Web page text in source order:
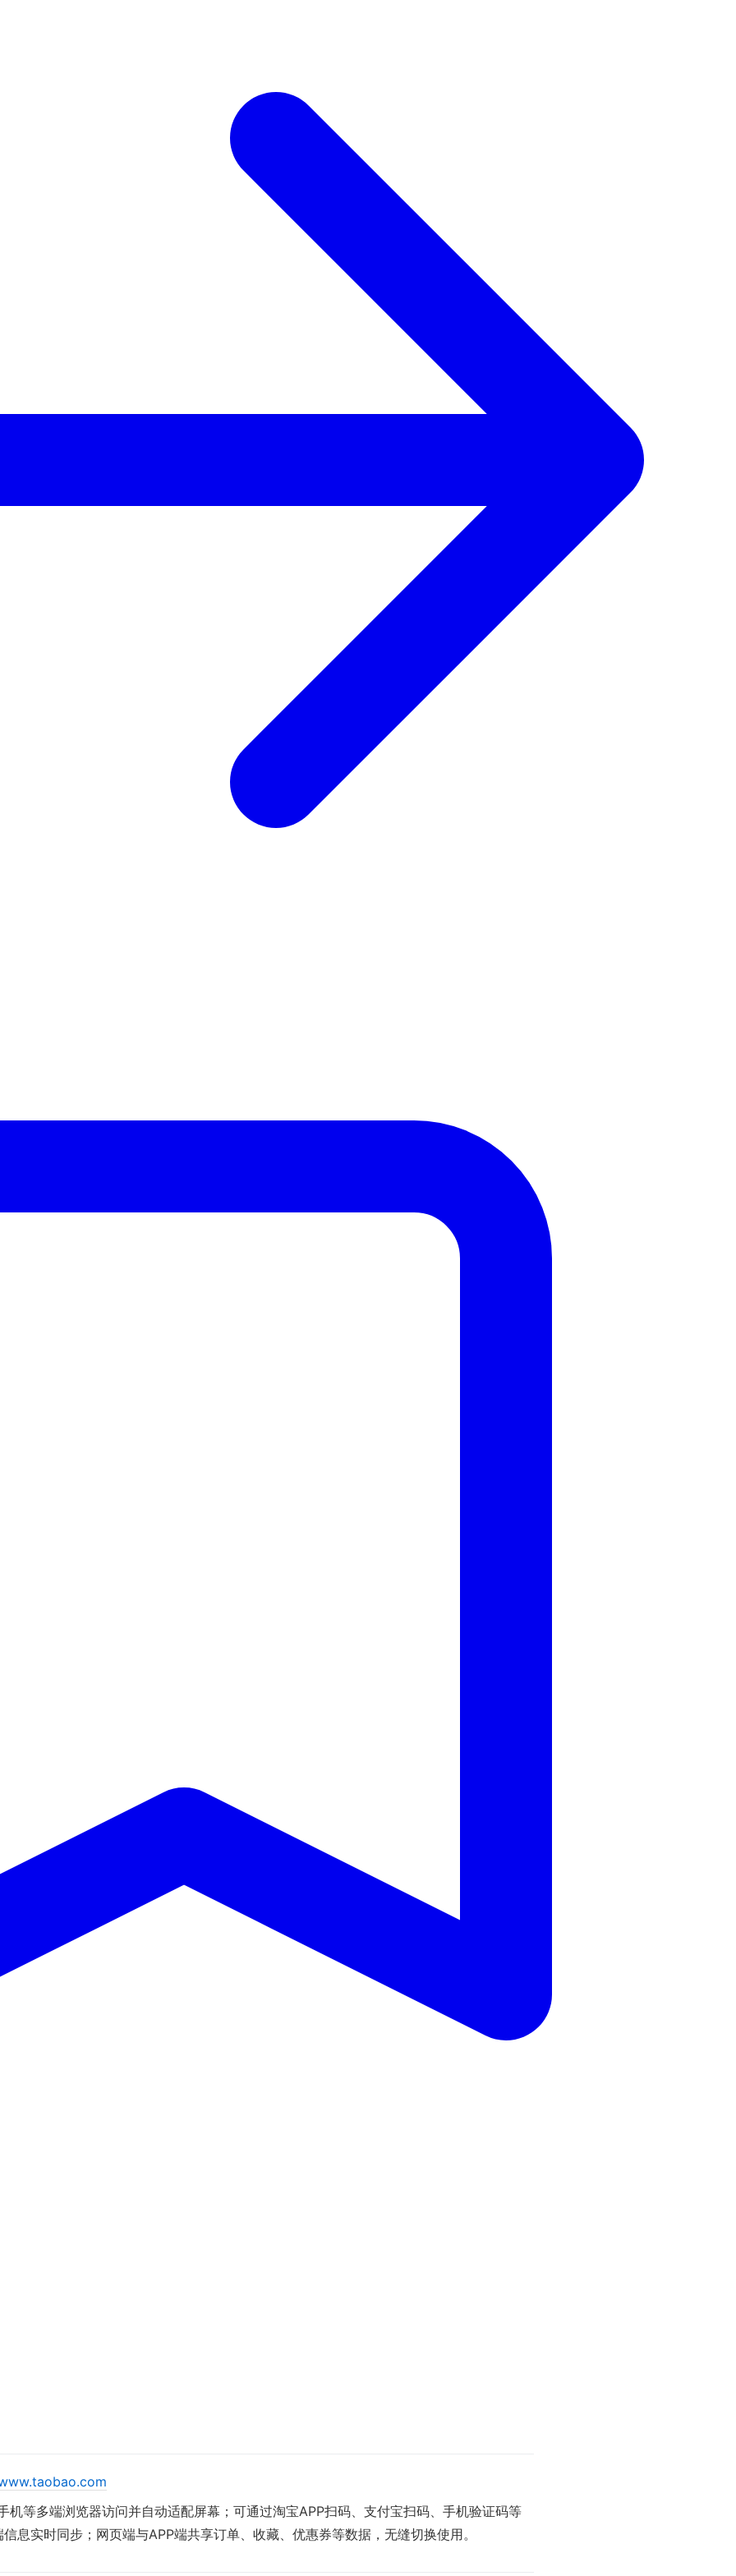
机等多端浏览器访问并自动适配屏幕；可通过淘宝APP扫码、支付宝扫码、手机验证码等
息实时同步；网页端与APP端共享订单、收藏、优惠券等数据，无缝切换使用。